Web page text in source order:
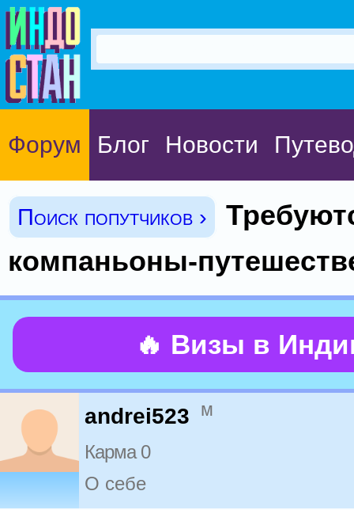
Форум Блог Новости
Поиск попутчиков ›
компаньоны-
🔥 Визы в
andrei523 м
Карма 0
О себе